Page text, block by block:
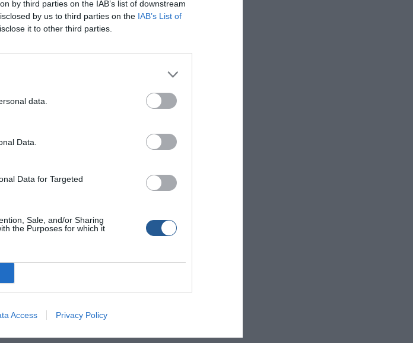
by third parties on the IAB’s list of downstream
by us to third parties on the IAB’s List of
it to other third parties.
data.
Data.
Data for Targeted
Sale, and/or Sharing
the Purposes for which it
Access Privacy Policy